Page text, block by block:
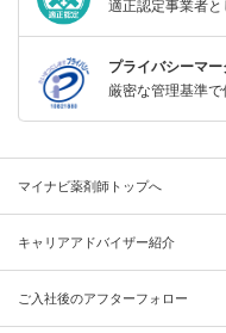
適正認定事業者と
プライバシーマ
厳密な管理基準で
マイナビ薬剤師トップへ
キャリアアドバイザー紹介
ご入社後のアフターフォロー